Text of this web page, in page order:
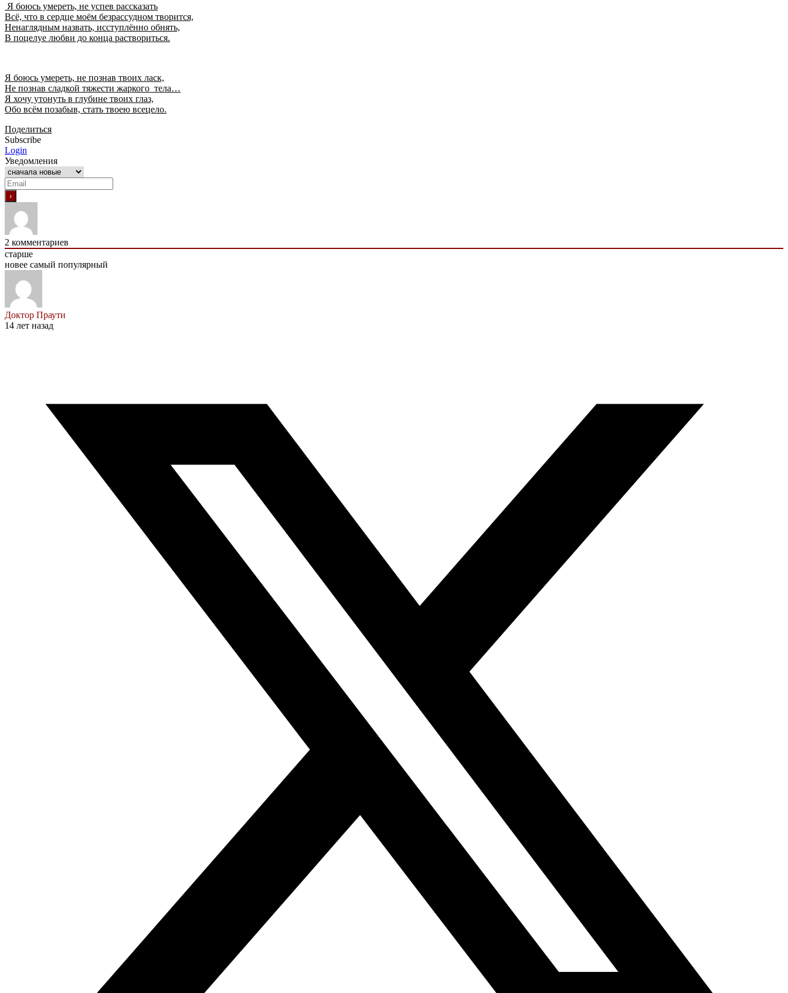
Я боюсь умереть, не успев рассказать
Всё, что в сердце моём безрассудном творится,
Ненаглядным назвать, исступлённо обнять,
В поцелуе любви до конца раствориться.
Я боюсь умереть, не познав твоих ласк,
Не познав сладкой тяжести жаркого тела…
Я хочу утонуть в глубине твоих глаз,
Обо всём позабыв, стать твоею всецело.
Поделиться
Subscribe
Login
Уведомления
2 комментариев
старше
новее самый популярный
Доктор Праути
14 лет назад